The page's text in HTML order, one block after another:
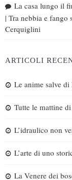
La casa lungo il
| Tra nebbia e fango
Cerquiglini
ARTICOLI
Le anime salve
Tutte le mattine
L’idraulico non
L’arte di uno
La Venere dei